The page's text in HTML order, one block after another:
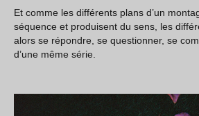
Et comme les différents plans d’un
séquence et produisent du sens, les
alors se répondre, se questionner, se
d’une même série.